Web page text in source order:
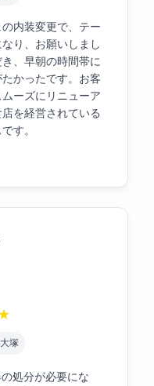
内装変更で、テー
り、お願いしまし
、早朝の時間帯に
かったです。お客
ーズにリニューア
を経営されている
す。
塚
処分が必要にな